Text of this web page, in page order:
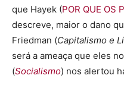
que Hayek (POR QUE OS
descreve, maior o dano
Friedman (Capitalismo e
será a ameaça que eles
(Socialismo) nos alertou